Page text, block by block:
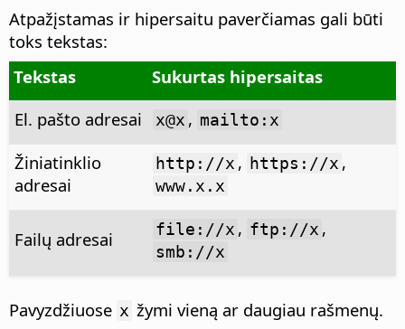
Atpažįstamas ir hipersaitu paverčiamas gali būti
toks tekstas:
Tekstas
Sukurtas hipersaitas
El. pašto adresai
x@x , mailto:x
Žiniatinklio
adresai
http://x , https://x ,
www.x.x
Failų adresai file://x , ftp://x ,
smb://x
Pavyzdžiuose x žymi vieną ar daugiau rašmenų.